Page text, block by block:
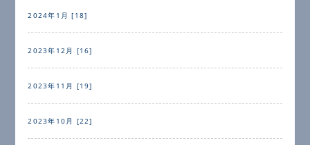
2024年1月 [18]
2023年12月 [16]
2023年11月 [19]
2023年10月 [22]